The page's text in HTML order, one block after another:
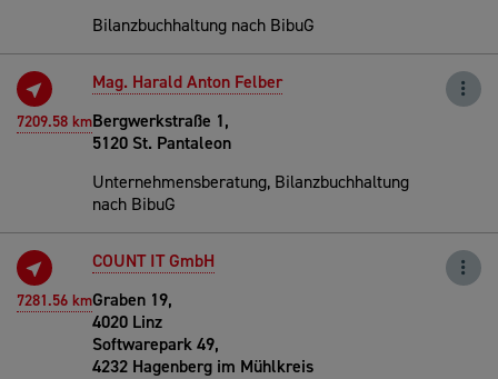
Bilanzbuchhaltung nach BibuG
7209.58 km
Mag. Harald Anton Felber
Bergwerkstraße 1,
5120 St. Pantaleon
Unternehmensberatung, Bilanzbuchhaltung
nach BibuG
7281.56 km
COUNT IT GmbH
Graben 19,
4020 Linz
Softwarepark 49,
4232 Hagenberg im Mühlkreis